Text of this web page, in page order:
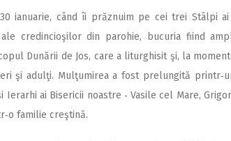
ianuarie, când îi prăznuim pe cei trei Stâlpi
credincioşilor din parohie, bucuria fiind
Dunării de Jos, care a liturghisit şi, la
şi adulţi. Mulţumirea a fost prelungită
Ierarhi ai Bisericii noastre ‑ Vasile cel Mare,
familie creştină.